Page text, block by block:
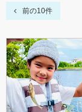
前の10件